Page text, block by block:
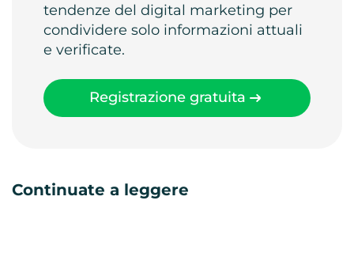
tendenze del digital marketing per
condividere solo informazioni attuali
e verificate.
Registrazione gratuita
Continuate a leggere